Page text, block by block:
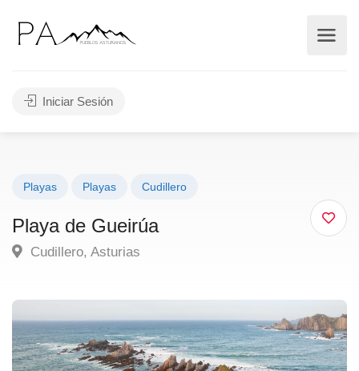
Iniciar Sesión
Playas Playas Cudillero
Playa de Gueirúa
Cudillero, Asturias